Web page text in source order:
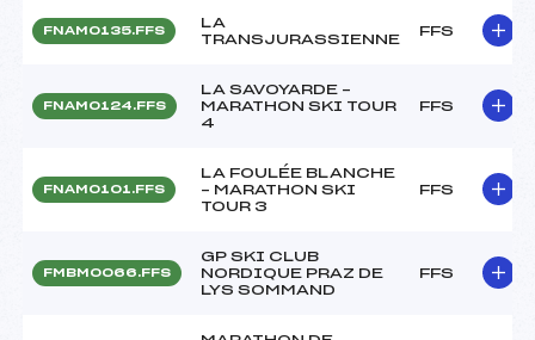
FNAM0135.FFS
LA
TRANSJURASSIENNE
FFS
FNAM0124.FFS
LA SAVOYARDE –
MARATHON SKI TOUR
4
FFS
FNAM0101.FFS
LA FOULÉE BLANCHE
– MARATHON SKI
TOUR 3
FFS
FMBM0066.FFS
GP SKI CLUB
NORDIQUE PRAZ DE
LYS SOMMAND
FFS